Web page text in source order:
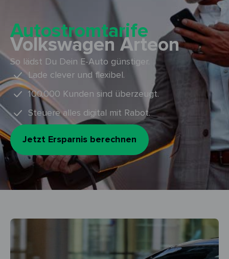
Autostromtarife
Volkswagen Arteon
So lädst Du Dein E-Auto günstiger.
Lade clever und flexibel.
100.000 Kunden sind überzeugt.
Steuere alles digital mit Rabot.
Jetzt Ersparnis berechnen